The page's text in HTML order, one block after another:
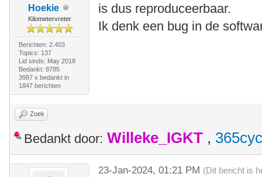
Hoekie
Kilometervreter
Berichten: 2.403
Topics: 137
Lid sinds: May 2018
Bedankt: 8785
3987 x bedankt in
1847 berichten
is dus reproduceerbaar.
Ik denk een bug in de
Zoek
Bedankt door: Willeke_IGKT ,
23-Jan-2024, 01:21 PM (Dit bericht is